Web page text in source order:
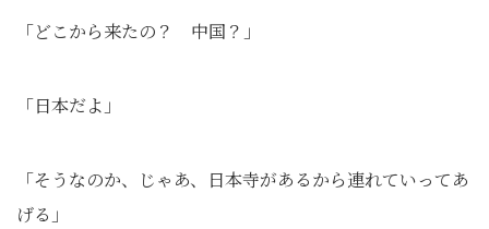
「どこから来たの？ 中国？」
「日本だよ」
「そうなのか、じゃあ、日本寺があるから連れていってあ
げる」